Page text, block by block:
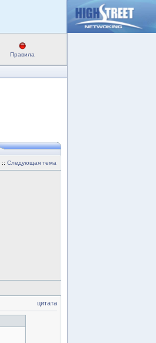
Правила
:: Следующая тема
цитата